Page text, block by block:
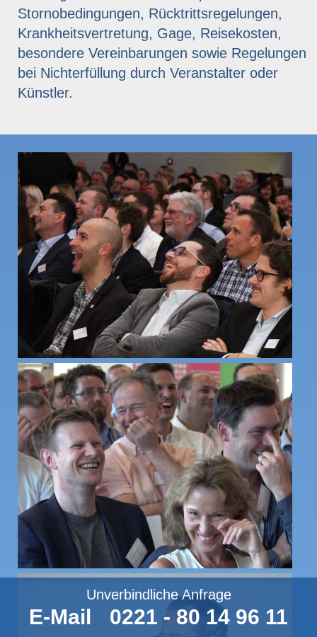
Stornobedingungen, Rücktrittsregelungen,
Krankheitsvertretung, Gage, Reisekosten,
besondere Vereinbarungen sowie Regelungen
bei Nichterfüllung durch Veranstalter oder
Künstler.
Unverbindliche Anfrage
E-Mail 0221 - 80 14 96 11